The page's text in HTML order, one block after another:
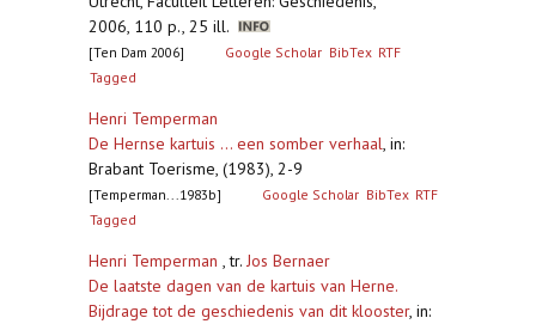
2006, 110 p., 25 ill.
[Ten Dam 2006] Google Scholar BibTex RTF
Tagged
Henri Temperman
De Hernse kartuis ... een somber verhaal, in:
Brabant Toerisme, (1983), 2-9
[Temperman...1983b] Google Scholar BibTex RTF
Tagged
Henri Temperman , tr. Jos Bernaer
De laatste dagen van de kartuis van Herne.
Bijdrage tot de geschiedenis van dit klooster, in: